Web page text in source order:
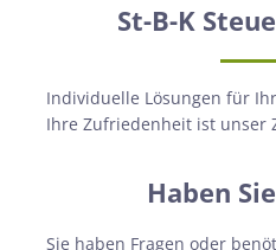
St-B-K
Individuelle Lösungen für
Ihre Zufriedenheit ist unser
Haben
Sie haben Fragen oder